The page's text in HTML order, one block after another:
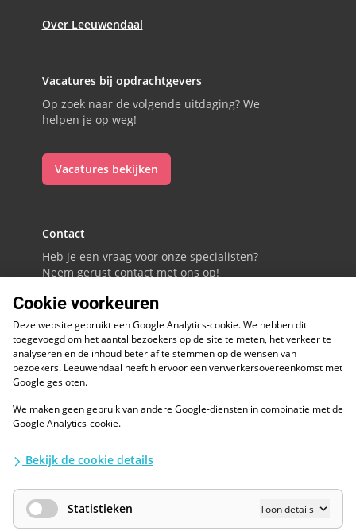
Over Leeuwendaal
Contact
Heb je een vraag voor onze specialisten?
Neem gerust contact met ons op!
088 - 0086800
Volg ons op LinkedIn
Vacatures bij opdrachtgevers
Op zoek naar de volgende uitdaging? We
helpen je op weg!
Vacatures bekijken
ESG
Diversiteit en inclusie
Algemene voorwaarden
Waarborgen privacy en informatiebeveiliging
AI / LLM
Privacybescherming
Cookie voorkeuren
Deze website gebruikt een Google Analytics-cookie. We hebben dit
toegevoegd om het aantal bezoekers op de site te meten, het verkeer te
analyseren en de inhoud beter af te stemmen op de wensen van
bezoekers. Leeuwendaal heeft hiervoor een verwerkersovereenkomst met
Google gesloten.
We maken geen gebruik van andere Google-diensten in combinatie met de
Google Analytics-cookie.
Bekijk de cookie details
Statistieken Toon details